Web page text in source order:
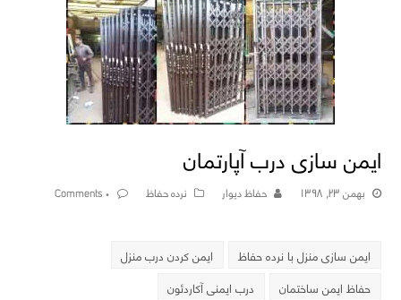
ایمن سازی درب آپارتمان
بهمن ۲۳, ۱۳۹۸ حفاظ دیوار نرده حفاظ ۰ Comments
ایمن سازی منزل با نرده حفاظ
ایمن کردن درب منزل
حفاظ ایمن ساختمان
درب ایمنی آکاردئون